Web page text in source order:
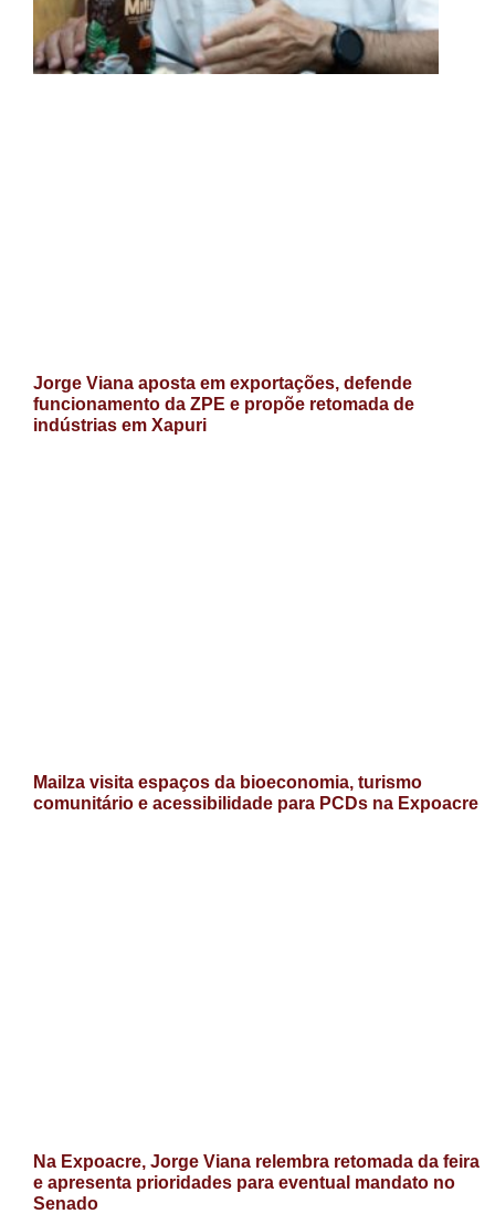
Jorge Viana aposta em exportações, defende
funcionamento da ZPE e propõe retomada de
indústrias em Xapuri
Mailza visita espaços da bioeconomia, turismo
comunitário e acessibilidade para PCDs na Expoacre
Na Expoacre, Jorge Viana relembra retomada da feira
e apresenta prioridades para eventual mandato no
Senado